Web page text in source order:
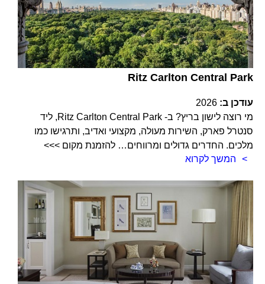
Ritz Carlton Central Park
עודכן ב: 2026
מי רוצה לישון בריץ? ב- Ritz Carlton Central Park, ליד
סנטרל פארק, השירות מעולה, מקצועי ואדיב, ותרגישו כמו
מלכים. החדרים גדולים ומרווחים… להזמנת מקום >>>
המשך לקרוא